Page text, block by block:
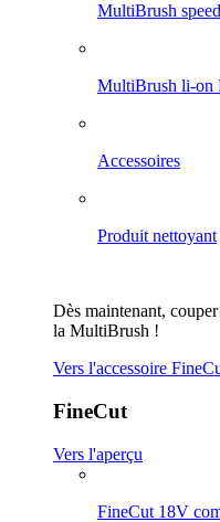
MultiBrush
MultiBrush li-on
Accessoires
Produit nettoyant
Dès maintenant,
la MultiBrush !
Vers l'accessoire
FineCut
Vers l'aperçu
FineCut 18V